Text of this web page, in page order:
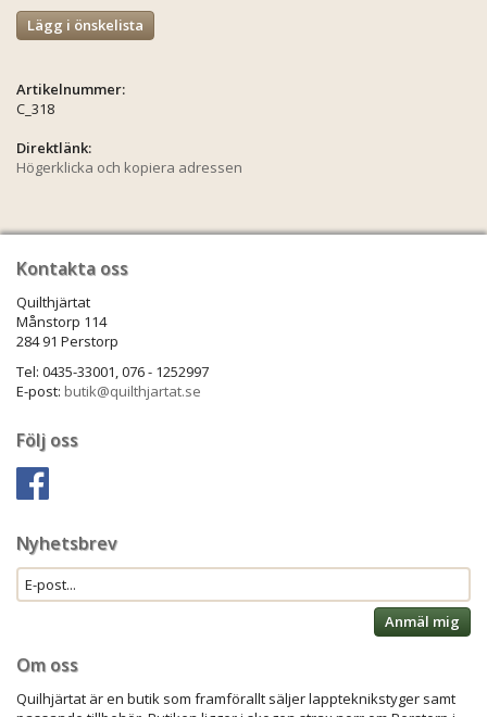
Lägg i önskelista
Artikelnummer:
C_318
Direktlänk:
Högerklicka och kopiera adressen
Kontakta oss
Quilthjärtat
Månstorp 114
284 91 Perstorp
Tel: 0435-33001, 076 - 1252997
E-post: butik@quilthjartat.se
Följ oss
Nyhetsbrev
Anmäl mig
Om oss
Quilhjärtat är en butik som framförallt säljer lappteknikstyger samt